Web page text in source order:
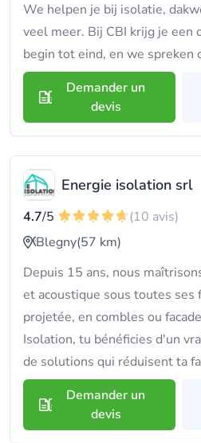
We helpen je bij isolatie,
veel meer. Bij CBI krijg je een
begin tot eind, en we spreken
Demander un
devis
Energie isolation srl
4.7/5
(10 avis)
Blegny(57 km)
Depuis 15 ans, nous
et acoustique sous toutes ses
projetée, en combles ou
Isolation, tu bénéficies d'un
de solutions qui réduisent ta
Demander un
devis